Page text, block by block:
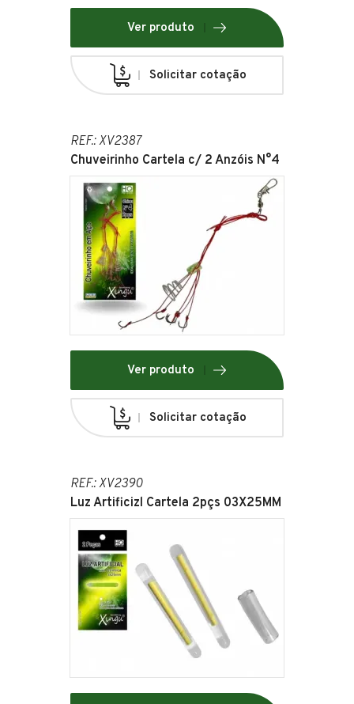
Ver produto
Solicitar cotação
REF.: XV2387
Chuveirinho Cartela c/ 2 Anzóis N°4
Ver produto
Solicitar cotação
REF.: XV2390
Luz Artificizl Cartela 2pçs 03X25MM